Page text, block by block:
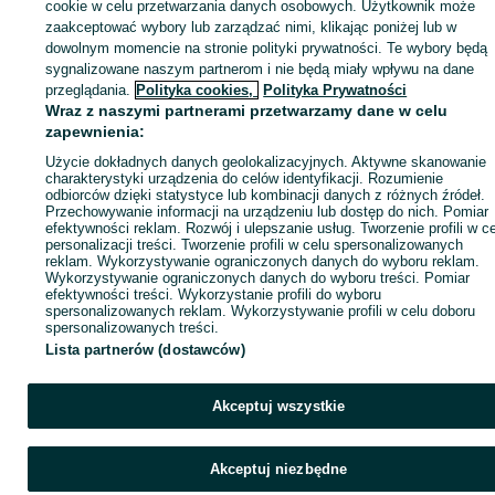
sprzedającym
Zaloguj się / Załóż konto
cookie w celu przetwarzania danych osobowych. Użytkownik może
zaakceptować wybory lub zarządzać nimi, klikając poniżej lub w
dowolnym momencie na stronie polityki prywatności. Te wybory będą
sygnalizowane naszym partnerom i nie będą miały wpływu na dane
przeglądania. Polityka cookies, Polityka Prywatności
Wraz z naszymi partnerami przetwarzamy dane w celu
zapewnienia:
Użycie dokładnych danych geolokalizacyjnych. Aktywne skanowanie
charakterystyki urządzenia do celów identyfikacji. Rozumienie
odbiorców dzięki statystyce lub kombinacji danych z różnych źródeł.
Przechowywanie informacji na urządzeniu lub dostęp do nich. Pomiar
efektywności reklam. Rozwój i ulepszanie usług. Tworzenie profili w
personalizacji treści. Tworzenie profili w celu spersonalizowanych
reklam. Wykorzystywanie ograniczonych danych do wyboru reklam.
Wykorzystywanie ograniczonych danych do wyboru treści. Pomiar
efektywności treści. Wykorzystanie profili do wyboru
spersonalizowanych reklam. Wykorzystywanie profili w celu doboru
spersonalizowanych treści.
Lista partnerów (dostawców)
Akceptuj wszystkie
Akceptuj niezbędne